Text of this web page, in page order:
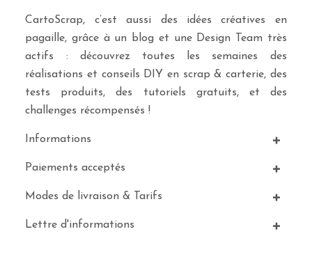
CartoScrap, c’est aussi des idées créatives en
pagaille, grâce à un blog et une Design Team très
actifs : découvrez toutes les semaines des
réalisations et conseils DIY en scrap & carterie, des
tests produits, des tutoriels gratuits, et des
challenges récompensés !
Informations
Paiements acceptés
Modes de livraison & Tarifs
Lettre d'informations